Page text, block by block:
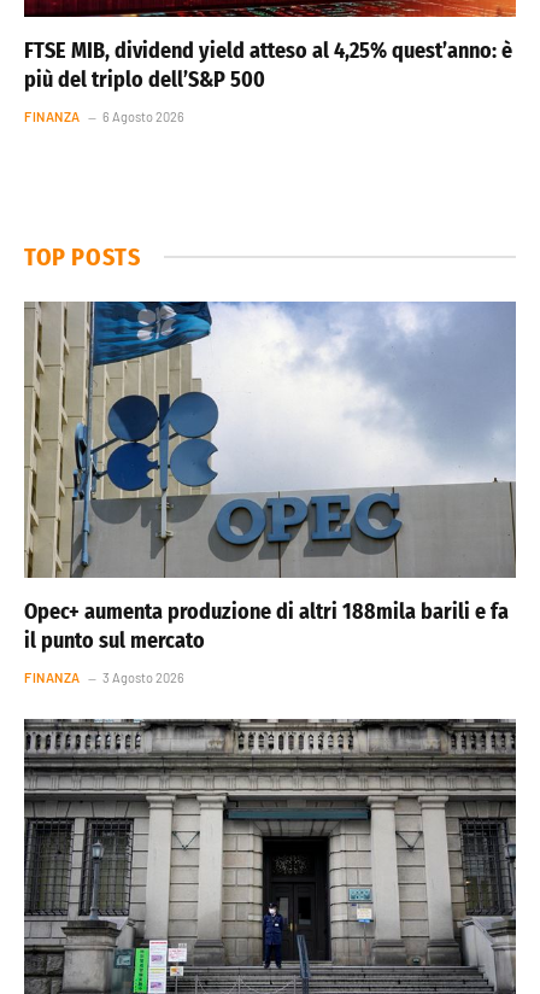
FTSE MIB, dividend yield atteso al 4,25% quest’anno: è
più del triplo dell’S&P 500
FINANZA 6 Agosto 2026
TOP POSTS
Opec+ aumenta produzione di altri 188mila barili e fa
il punto sul mercato
FINANZA 3 Agosto 2026